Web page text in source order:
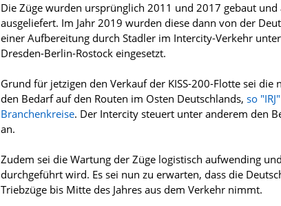
Die Züge wurden ursprünglich 2011 und 2017 gebaut
ausgeliefert. Im Jahr 2019 wurden diese dann von der
einer Aufbereitung durch Stadler im Intercity-Verkehr
Dresden-Berlin-Rostock eingesetzt.
Grund für jetzigen den Verkauf der KISS-200-Flotte sei die
den Bedarf auf den Routen im Osten Deutschlands, so
Branchenkreise. Der Intercity steuert unter anderem den
an.
Zudem sei die Wartung der Züge logistisch aufwending
durchgeführt wird. Es sei nun zu erwarten, dass die
Triebzüge bis Mitte des Jahres aus dem Verkehr nimmt.